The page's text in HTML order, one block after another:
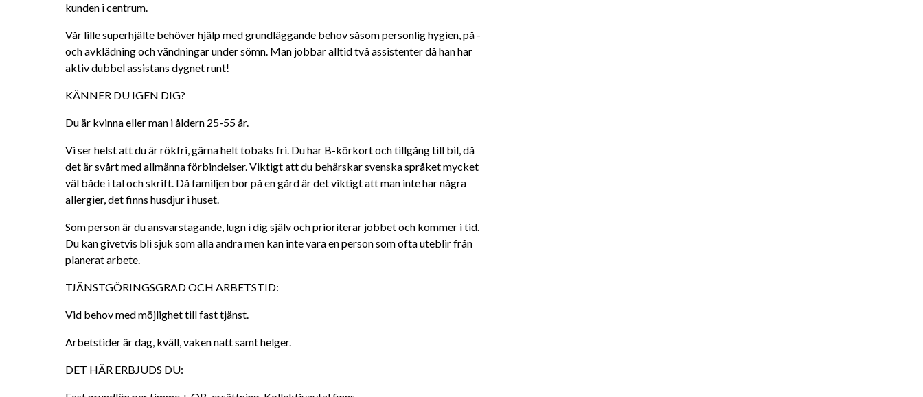
kunden i centrum.
Vår lille superhjälte behöver hjälp med grundläggande behov såsom personlig hygien, på -
och avklädning och vändningar under sömn. Man jobbar alltid två assistenter då han har
aktiv dubbel assistans dygnet runt!
KÄNNER DU IGEN DIG?
Du är kvinna eller man i åldern 25-55 år.
Vi ser helst att du är rökfri, gärna helt tobaks fri. Du har B-körkort och tillgång till bil, då
det är svårt med allmänna förbindelser. Viktigt att du behärskar svenska språket mycket
väl både i tal och skrift. Då familjen bor på en gård är det viktigt att man inte har några
allergier, det finns husdjur i huset.
Som person är du ansvarstagande, lugn i dig själv och prioriterar jobbet och kommer i tid.
Du kan givetvis bli sjuk som alla andra men kan inte vara en person som ofta uteblir från
planerat arbete.
TJÄNSTGÖRINGSGRAD OCH ARBETSTID:
Vid behov med möjlighet till fast tjänst.
Arbetstider är dag, kväll, vaken natt samt helger.
DET HÄR ERBJUDS DU: